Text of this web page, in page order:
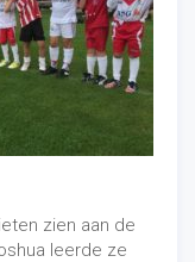
zien aan de
leerde ze